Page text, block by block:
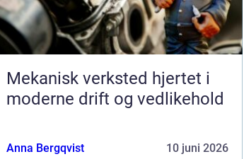
Mekanisk verksted hjertet i
moderne drift og vedlikehold
Anna Bergqvist 10 juni 2026